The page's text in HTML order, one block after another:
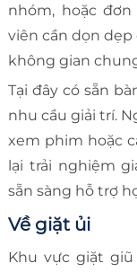
nhóm, hoặc
viên cần dọn
không gian
Tại đây có sẵn
nhu cầu giải trí.
xem phim hoặc
lại trải nghiệm
sẵn sàng hỗ trợ
Về giặt ủi
Khu vực giặt